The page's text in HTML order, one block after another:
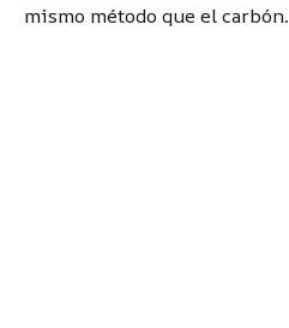
mismo método que el carbón.